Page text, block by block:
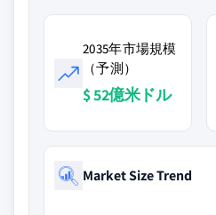
2035年市場規模
（予測）
$ 52億米ドル
Market Size Trend